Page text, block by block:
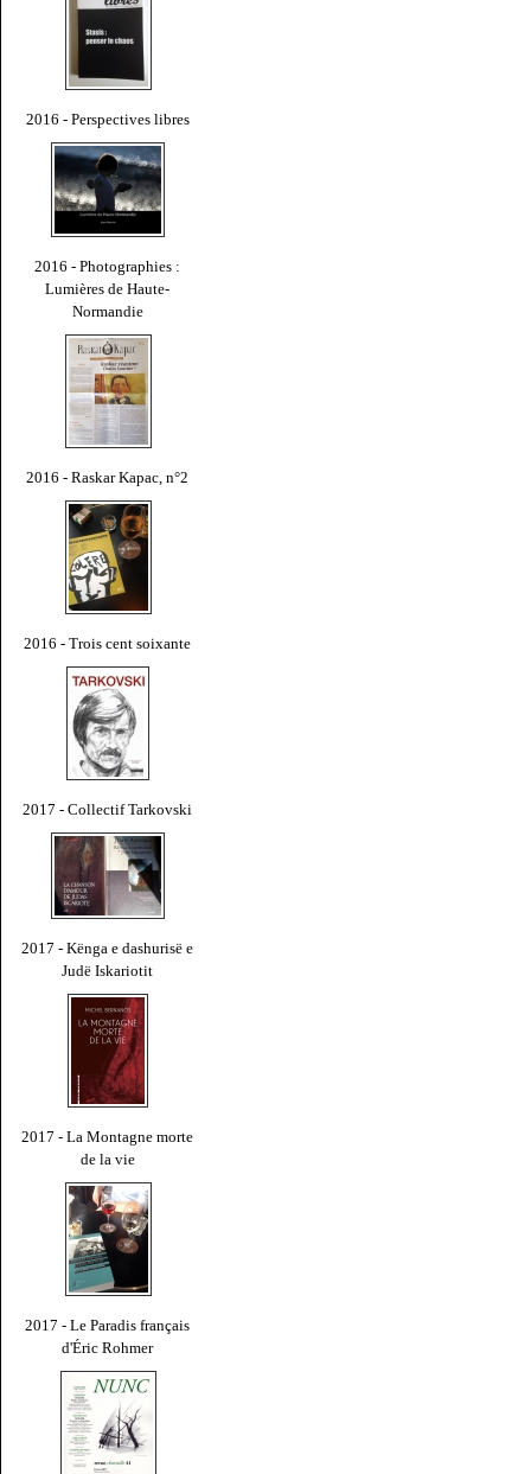
2016 - Perspectives libres
2016 - Photographies :
Lumières de Haute-
Normandie
2016 - Raskar Kapac, n°2
2016 - Trois cent soixante
2017 - Collectif Tarkovski
2017 - Kënga e dashurisë e
Judë Iskariotit
2017 - La Montagne morte
de la vie
2017 - Le Paradis français
d'Éric Rohmer